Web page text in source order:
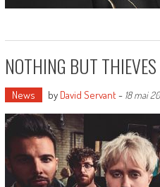
NOTHING BUT
News by David Servant- 18 mai